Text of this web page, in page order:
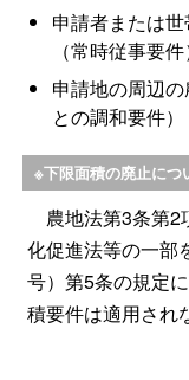
申請者または
（常時従事要件
申請地の周辺
との調和要件）
※下限面積の廃止につ
農地法第3条第2
化促進法等の一部
号）第5条の規定
積要件は適用され